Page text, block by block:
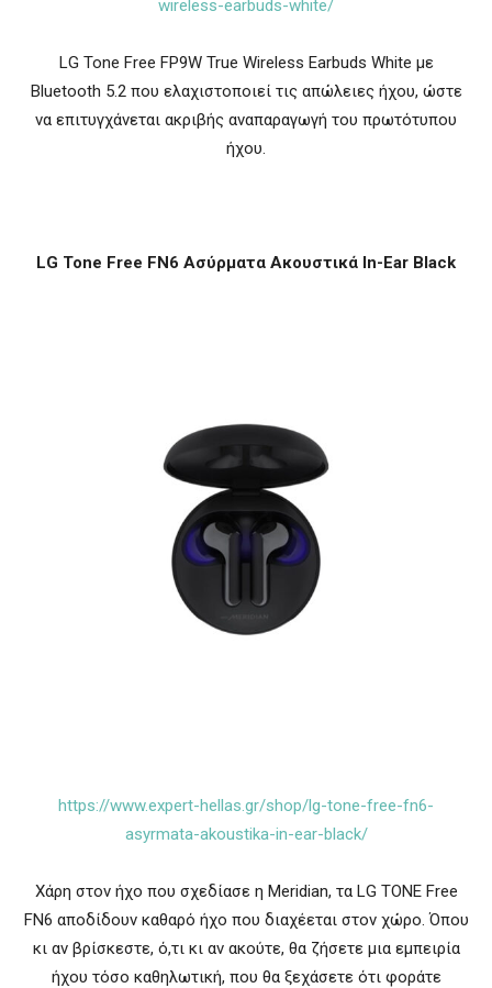
wireless-earbuds-white/
LG Tone Free FP9W True Wireless Earbuds White με
Bluetooth 5.2 που ελαχιστοποιεί τις απώλειες ήχου, ώστε
να επιτυγχάνεται ακριβής αναπαραγωγή του πρωτότυπου
ήχου.
LG Tone Free FN6 Ασύρματα Ακουστικά In-Ear Black
https://www.expert-hellas.gr/shop/lg-tone-free-fn6-
asyrmata-akoustika-in-ear-black/
Χάρη στον ήχο που σχεδίασε η Meridian, τα LG TONE Free
FN6 αποδίδουν καθαρό ήχο που διαχέεται στον χώρο. Όπου
κι αν βρίσκεστε, ό,τι κι αν ακούτε, θα ζήσετε μια εμπειρία
ήχου τόσο καθηλωτική, που θα ξεχάσετε ότι φοράτε